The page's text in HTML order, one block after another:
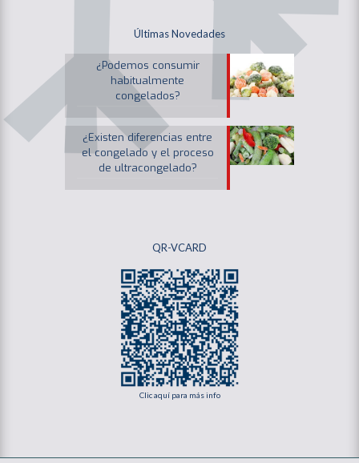
Últimas Novedades
¿Podemos consumir
habitualmente
congelados?
¿Existen diferencias entre
el congelado y el proceso
de ultracongelado?
QR-VCARD
Clic aquí para más info